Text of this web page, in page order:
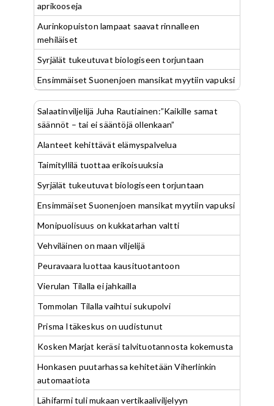
aprikooseja
Aurinkopuiston lampaat saavat rinnalleen
mehiläiset
Syrjälät tukeutuvat biologiseen torjuntaan
Ensimmäiset Suonenjoen mansikat myytiin vapuksi
Salaatinviljelijä Juha Rautiainen:”Kaikille samat
säännöt – tai ei sääntöjä ollenkaan”
Alanteet kehittävät elämyspalvelua
Taimityllilä tuottaa erikoisuuksia
Syrjälät tukeutuvat biologiseen torjuntaan
Ensimmäiset Suonenjoen mansikat myytiin vapuksi
Monipuolisuus on kukkatarhan valtti
Vehviläinen on maan viljelijä
Peuravaara luottaa kausituotantoon
Vierulan Tilalla ei jahkailla
Tommolan Tilalla vaihtui sukupolvi
Prisma Itäkeskus on uudistunut
Kosken Marjat keräsi talvituotannosta kokemusta
Honkasen puutarhassa kehitetään Viherlinkin
automaatiota
Lähifarmi tuli mukaan vertikaaliviljelyyn